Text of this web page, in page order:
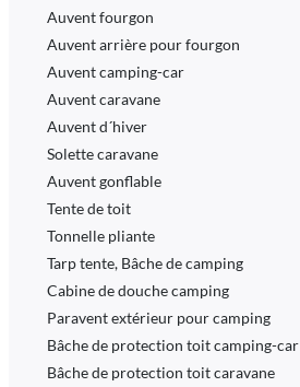
Auvent fourgon
Auvent arrière pour fourgon
Auvent camping-car
Auvent caravane
Auvent d´hiver
Solette caravane
Auvent gonflable
Tente de toit
Tonnelle pliante
Tarp tente, Bâche de camping
Cabine de douche camping
Paravent extérieur pour camping
Bâche de protection toit camping-car
Bâche de protection toit caravane